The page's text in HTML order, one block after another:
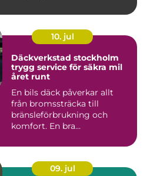
10. jul
Däckverkstad stockholm
trygg service för säkra mil
året runt
En bils däck påverkar allt
från bromssträcka till
bränsleförbrukning och
komfort. En bra
09. jul